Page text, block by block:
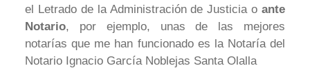
el Letrado de la Administración de Justicia o ante
Notario, por ejemplo, unas de las mejores
notarías que me han funcionado es la Notaría del
Notario Ignacio García Noblejas Santa Olalla